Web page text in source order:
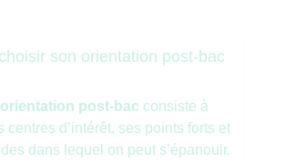
son orientation post-bac
orientation post-bac consiste à
centres d’intérêt, ses points forts et
dans lequel on peut s’épanouir.